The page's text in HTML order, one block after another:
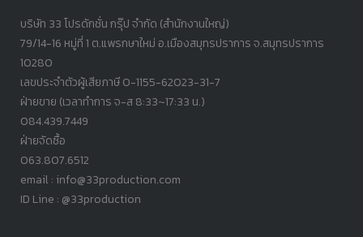
บริษัท 33 โปรดักชั่น กรุ๊ป จำกัด (สำนักงานใหญ่)
79/14-16 หมู่ที่ 1 ต.แพรกษาใหม่ อ.เมืองสมุทรปราการ จ.สมุทรปราการ
10280
เลขประจำตัวผู้เสียภาษี 0-1155-62023-31-7
ฝ่ายขาย (เวลาทำการ จ-ส 8:33~17:33 น.)
084.439.7449
ฝ่ายจัดซื้อ
063.807.6512
email : info@33production.com
ID Line : @33production